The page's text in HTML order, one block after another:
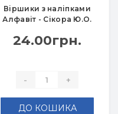
Віршики з наліпками
Алфавіт - Сікора Ю.О.
24.00грн.
- +
ДО КОШИКА